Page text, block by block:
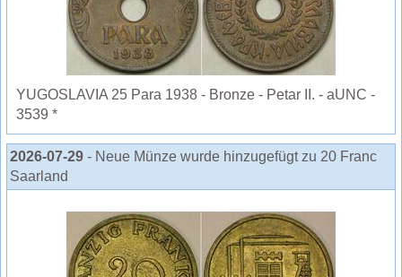
YUGOSLAVIA 25 Para 1938 - Bronze - Petar II. - aUNC -
3539 *
2026-07-29 - Neue Münze wurde hinzugefügt zu 20 Franc
Saarland